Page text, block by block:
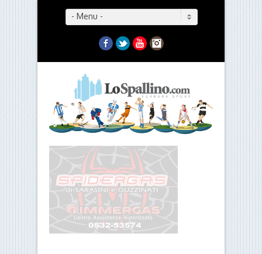
- Menu -
Facebook
TwitterYouTubeInstagram